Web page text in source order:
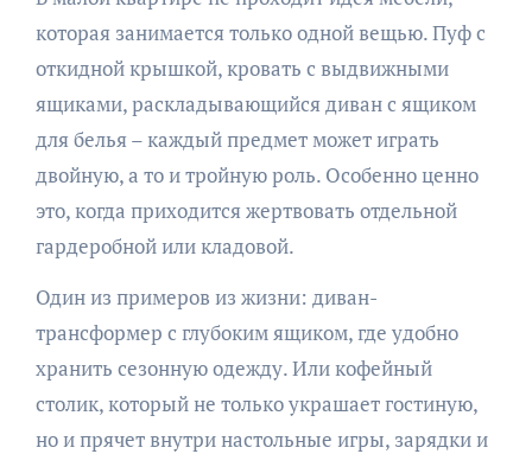
которая занимается только одной вещью. Пуф с
откидной крышкой, кровать с выдвижными
ящиками, раскладывающийся диван с ящиком
для белья – каждый предмет может играть
двойную, а то и тройную роль. Особенно ценно
это, когда приходится жертвовать отдельной
гардеробной или кладовой.
Один из примеров из жизни: диван-
трансформер с глубоким ящиком, где удобно
хранить сезонную одежду. Или кофейный
столик, который не только украшает гостиную,
но и прячет внутри настольные игры, зарядки и